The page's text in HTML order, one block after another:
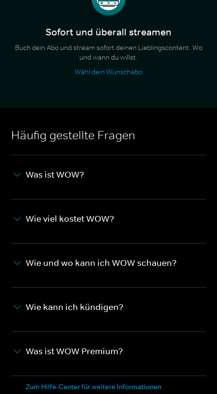
Sofort und überall streamen
Buch dein Abo und stream sofort deinen Lieblingscontent. Wo
und wann du willst.
Wähl dein Wunschabo
Häufig gestellte Fragen
Was ist WOW?
Wie viel kostet WOW?
Wie und wo kann ich WOW schauen?
Wie kann ich kündigen?
Was ist WOW Premium?
Zum Hilfe-Center für weitere Informationen